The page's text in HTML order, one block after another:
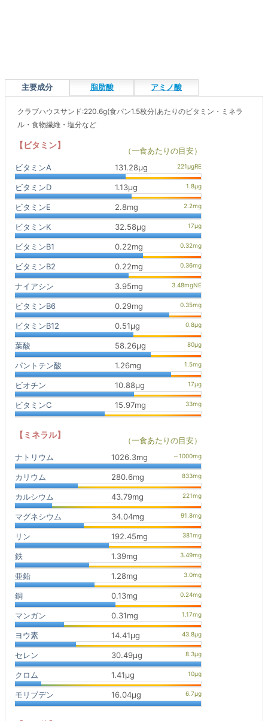
主要成分 脂肪酸 アミノ酸
クラブハウスサンド:220.6g(食パン1.5枚分)あたりのビタミン・ミネラ
ル・食物繊維・塩分など
【ビタミン】
（一食あたりの目安）
ビタミンA
131.28μg
ビタミンD 1.13μg
ビタミンE 2.8mg
ビタミンK 32.58μg
ビタミンB1 0.22mg
ビタミンB2 0.22mg
ナイアシン 3.95mg
ビタミンB6 0.29mg
ビタミンB12 0.51μg
葉酸 58.26μg
パントテン酸 1.26mg
ビオチン 10.88μg
ビタミンC 15.97mg
【ミネラル】
（一食あたりの目安）
ナトリウム
1026.3mg
カリウム 280.6mg
カルシウム 43.79mg
マグネシウム 34.04mg
リン 192.45mg
鉄 1.39mg
亜鉛 1.28mg
銅 0.13mg
マンガン 0.31mg
ヨウ素 14.41μg
セレン 30.49μg
クロム 1.41μg
モリブデン 16.04μg